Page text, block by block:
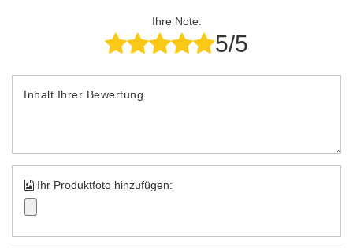
Ihre Note:
5/5
Inhalt Ihrer Bewertung
Ihr Produktfoto hinzufügen: